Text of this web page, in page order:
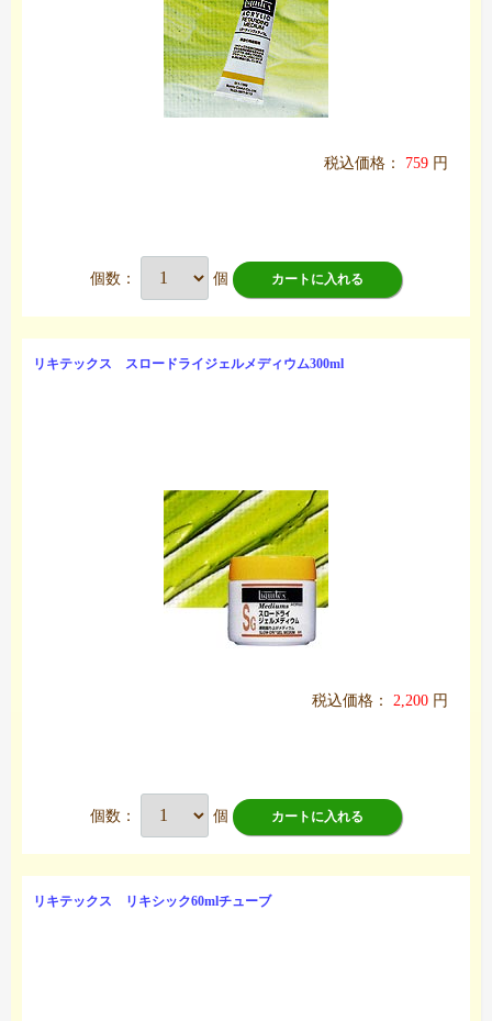
税込価格： 759 円
個数： 個 カートに入れる
リキテックス スロードライジェルメディウム300ml
税込価格： 2,200 円
個数： 個 カートに入れる
リキテックス リキシック60mlチューブ